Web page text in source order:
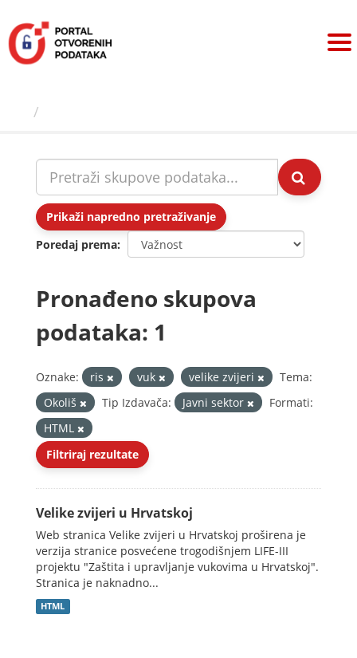
sadržaj
Prikaži napredno pretraživanje
Poredaj prema
Pronađeno skupova
podataka: 1
Oznake: ris vuk velike zvijeri
Tema:
Okoliš
Tip Izdavača: Javni sektor
Formati:
HTML
Filtriraj rezultate
Velike zvijeri u Hrvatskoj
Web stranica Velike zvijeri u Hrvatskoj proširena je
verzija stranice posvećene trogodišnjem LIFE-III
projektu "Zaštita i upravljanje vukovima u Hrvatskoj".
Stranica je naknadno...
HTML